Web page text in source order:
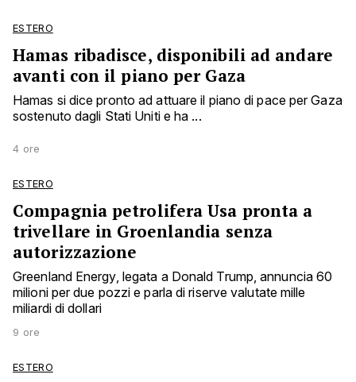
ESTERO
Hamas ribadisce, disponibili ad andare
avanti con il piano per Gaza
Hamas si dice pronto ad attuare il piano di pace per Gaza
sostenuto dagli Stati Uniti e ha ...
4 ore
ESTERO
Compagnia petrolifera Usa pronta a
trivellare in Groenlandia senza
autorizzazione
Greenland Energy, legata a Donald Trump, annuncia 60
milioni per due pozzi e parla di riserve valutate mille
miliardi di dollari
9 ore
ESTERO